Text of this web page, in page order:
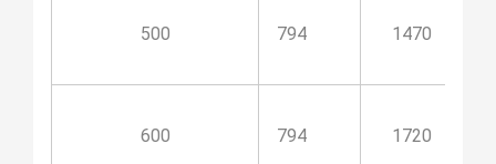
500 794 1470
600 794 1720